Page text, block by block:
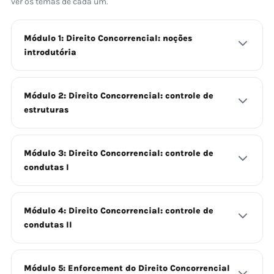
Módulo 1: Direito Concorrencial: noções
introdutória
Módulo 2: Direito Concorrencial: controle de
estruturas
Módulo 3: Direito Concorrencial: controle de
condutas I
Módulo 4: Direito Concorrencial: controle de
condutas II
Módulo 5: Enforcement do Direito Concorrencial